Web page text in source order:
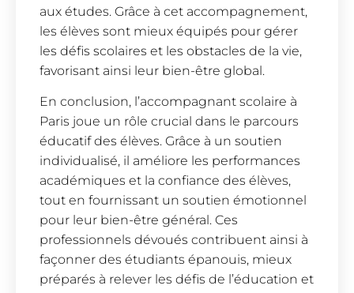
aux études. Grâce à cet accompagnement,
les élèves sont mieux équipés pour gérer
les défis scolaires et les obstacles de la vie,
favorisant ainsi leur bien-être global.
En conclusion, l’accompagnant scolaire à
Paris joue un rôle crucial dans le parcours
éducatif des élèves. Grâce à un soutien
individualisé, il améliore les performances
académiques et la confiance des élèves,
tout en fournissant un soutien émotionnel
pour leur bien-être général. Ces
professionnels dévoués contribuent ainsi à
façonner des étudiants épanouis, mieux
préparés à relever les défis de l’éducation et